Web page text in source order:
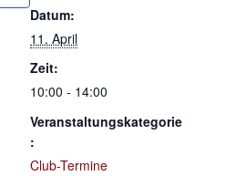
Datum:
11. April
Zeit:
10:00 - 14:00
Veranstaltungskategorie
:
Club-Termine